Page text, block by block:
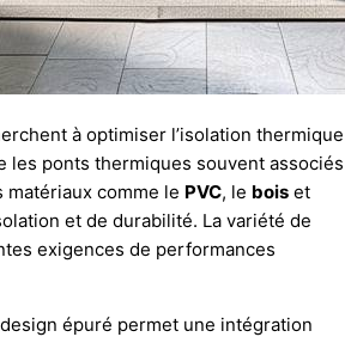
à optimiser l’isolation thermique
ponts thermiques souvent associés
comme le PVC, le bois et
et de durabilité. La variété de
exigences de performances
épuré permet une intégration